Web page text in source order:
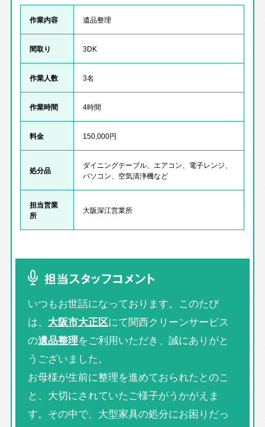
作業内容 遺品整理
間取り 3DK
作業人数 3名
作業時間 4時間
料金 150,000円
処分品
ダイニングテーブル、エアコン、電子レンジ、
パソコン、空気清浄機など
担当営業
所
大阪深江営業所
担当スタッフコメント
いつもお世話になっております。このたび
は、 大阪市大正区にて関西クリーンサービス
の遺品整理をご利用いただき、誠にありがと
うございました。
お母様が生前に整理を進めておられたとのこ
と、大切にされていたご様子がうかがえま
す。その中で、大型家具の処分にお困りだっ